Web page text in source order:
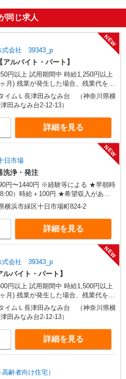
同じ求人
式会社 39343_p
NEW
ルバイト・パート】
期間中 時給1,250円以上
、残業代を1
支給します。
イムＬ長津田みなみ台 （神奈川県横
田みなみ台2-12-13）
詳細を見る
日市場
NEW
洗浄・発注
〜1440円 ※経験等による ★早朝時
）時給＋100円 ★希望収入があり
相談いただければ希望条件に合うか
します。 ★時間外手当別途支給 ★上
がい向上手当を含みます。 ★働きが
年6月改定（地域により異なる）
入者は更に＋50円
横浜市緑区十日市場町824-2
詳細を見る
式会社 39343_p
NEW
バイト・パート】
期間中 時給1,500円以上
、残業代を1
支給します。
イムＬ長津田みなみ台 （神奈川県横
田みなみ台2-12-13）
詳細を見る
齢者向け住宅）